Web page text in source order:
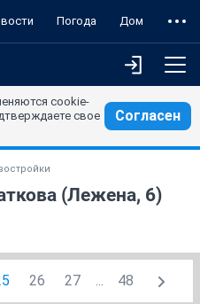
Погода Дом
cookie-
свое
Согласен
(Лежена, 6)
26 27 ... 48